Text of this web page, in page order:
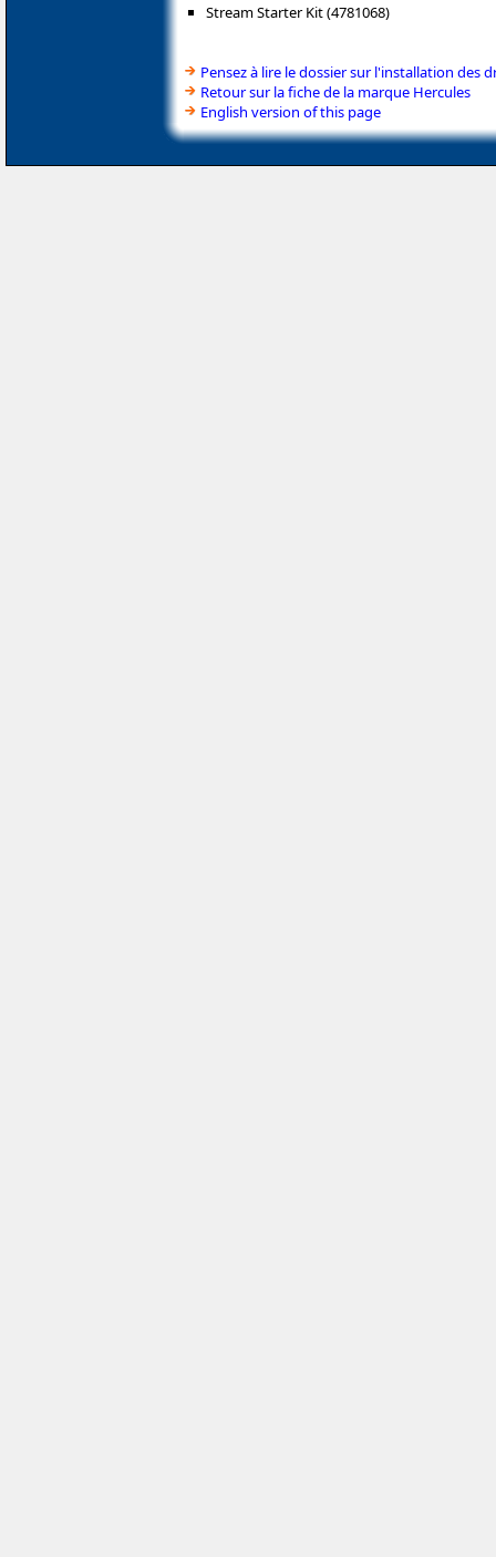
Stream Starter Kit (4781068)
Pensez à lire le dossier sur l'installation des
Retour sur la fiche de la marque Hercules
English version of this page